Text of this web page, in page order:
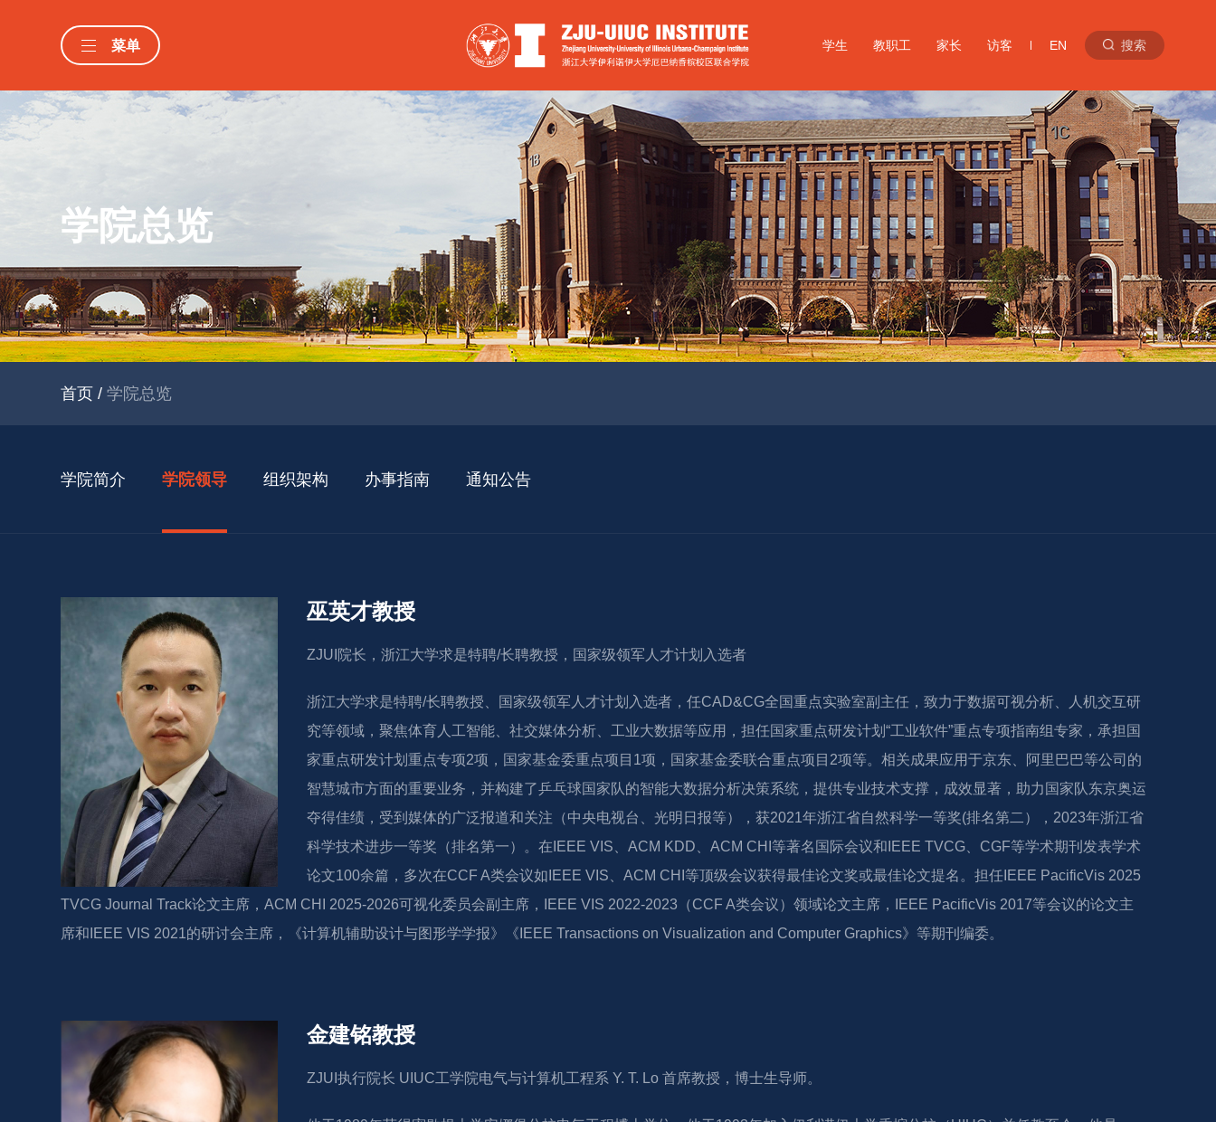
菜单 学生 教职工 家长 访客 EN 搜索
学院总览
首页 / 学院总览
学院简介 学院领导 组织架构 办事指南 通知公告
巫英才教授
ZJUI院长，浙江大学求是特聘/长聘教授，国家级领军人才计划入选者
浙江大学求是特聘/长聘教授、国家级领军人才计划入选者，任CAD&CG全国重点实验室副主任，致力于数据可视分析、人机交互研
究等领域，聚焦体育人工智能、社交媒体分析、工业大数据等应用，担任国家重点研发计划“工业软件”重点专项指南组专家，承担国
家重点研发计划重点专项2项，国家基金委重点项目1项，国家基金委联合重点项目2项等。相关成果应用于京东、阿里巴巴等公司的
智慧城市方面的重要业务，并构建了乒乓球国家队的智能大数据分析决策系统，提供专业技术支撑，成效显著，助力国家队东京奥运
夺得佳绩，受到媒体的广泛报道和关注（中央电视台、光明日报等），获2021年浙江省自然科学一等奖(排名第二），2023年浙江省
科学技术进步一等奖（排名第一）。在IEEE VIS、ACM KDD、ACM CHI等著名国际会议和IEEE TVCG、CGF等学术期刊发表学术
论文100余篇，多次在CCF A类会议如IEEE VIS、ACM CHI等顶级会议获得最佳论文奖或最佳论文提名。担任IEEE PacificVis 2025
TVCG Journal Track论文主席，ACM CHI 2025-2026可视化委员会副主席，IEEE VIS 2022-2023（CCF A类会议）领域论文主席，IEEE PacificVis 2017等会议的论文主
席和IEEE VIS 2021的研讨会主席，《计算机辅助设计与图形学学报》《IEEE Transactions on Visualization and Computer Graphics》等期刊编委。
金建铭教授
ZJUI执行院长 UIUC工学院电气与计算机工程系 Y. T. Lo 首席教授，博士生导师。